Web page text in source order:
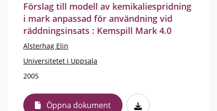
Förslag till modell av kemikaliespridning
i mark anpassad för användning vid
räddningsinsats : Kemspill Mark 4.0
Alsterhag Elin
Universitetet i Uppsala
2005
Öppna dokument